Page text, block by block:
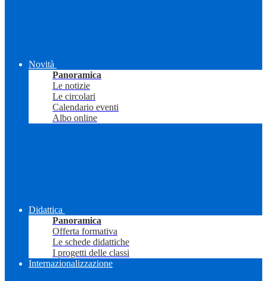
Novità
Panoramica
Le notizie
Le circolari
Calendario eventi
Albo online
Didattica
Panoramica
Offerta formativa
Le schede didattiche
I progetti delle classi
Internazionalizzazione